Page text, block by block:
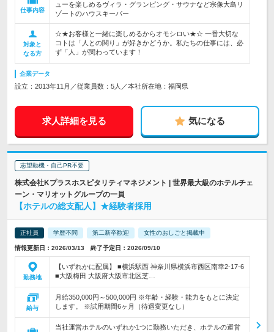
仕事内容
ューを楽しめるヴィラ・グランピング・サウナなど宗像大島リ
ゾートのハウスキーパー
対象と
なる方
☆★お客様と一緒に楽しめるからオモシロい★☆ 一番大切な
コトは「人との関り」が好きかどうか。私たちの仕事には、必
ず「人」が関わっています！
企業データ
設立：2013年11月／従業員数：5人／本社所在地：福岡県
求人詳細を見る 気になる
志望動機・自己PR不要
株式会社Kプラスホスピタリティマネジメント | 世界最大級のホテルチェ
ーン・マリオットグループの一員
【ホテルの総支配人】★経験者採用
正社員 学歴不問 第二新卒歓迎 女性のおしごと掲載中
情報更新日：2026/03/13 終了予定日：2026/09/10
勤務地
【いずれかに配属】 ■横浜駅西 神奈川県横浜市西区南幸2-17-6
■大阪梅田 大阪府大阪市北区芝…
給与
月給350,000円～500,000円 ※年齢・経験・能力をもとに決定
します。 ※試用期間6ヶ月（待遇変更なし）
当社運営ホテルのいずれか1つに勤務いただき、ホテルの運営